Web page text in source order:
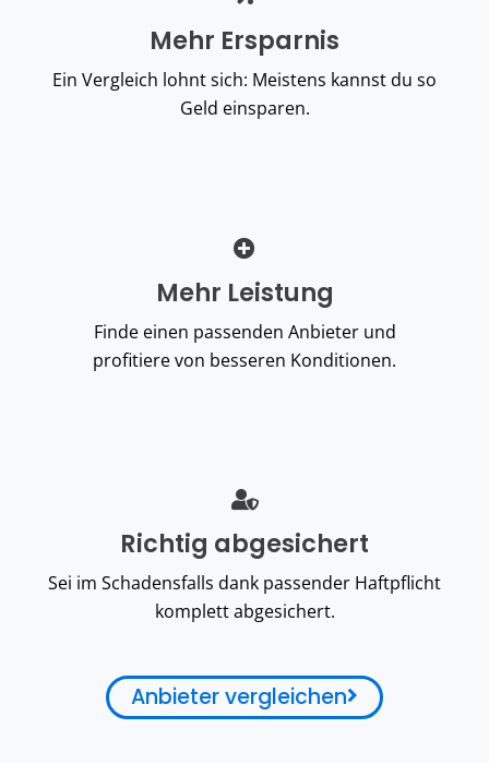
Mehr Ersparnis
Ein Vergleich lohnt sich: Meistens kannst du so
Geld einsparen.
Mehr Leistung
Finde einen passenden Anbieter und
profitierevon besseren Konditionen.
Richtig abgesichert
Sei im Schadensfalls dank passender Haftpflicht
komplett abgesichert.
Anbieter vergleichen